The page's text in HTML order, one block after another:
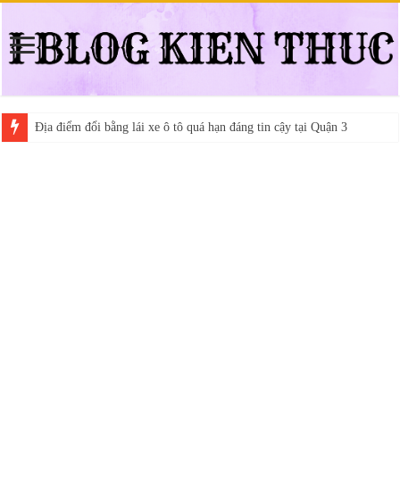
Địa điểm đổi bằng lái xe ô tô quá hạn đáng tin cậy tại Quận 3